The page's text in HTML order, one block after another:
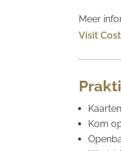
Meer
Visit
Kom